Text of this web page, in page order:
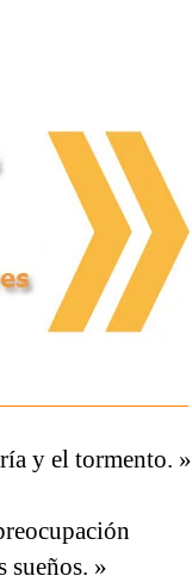
y el tormento. »
sueños. »